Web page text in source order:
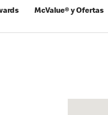
McValue® y Ofertas